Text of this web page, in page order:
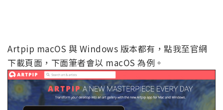
Artpip macOS 與 Windows 版本都有，點我至官網
下載頁面，下面筆者會以 macOS 為例。